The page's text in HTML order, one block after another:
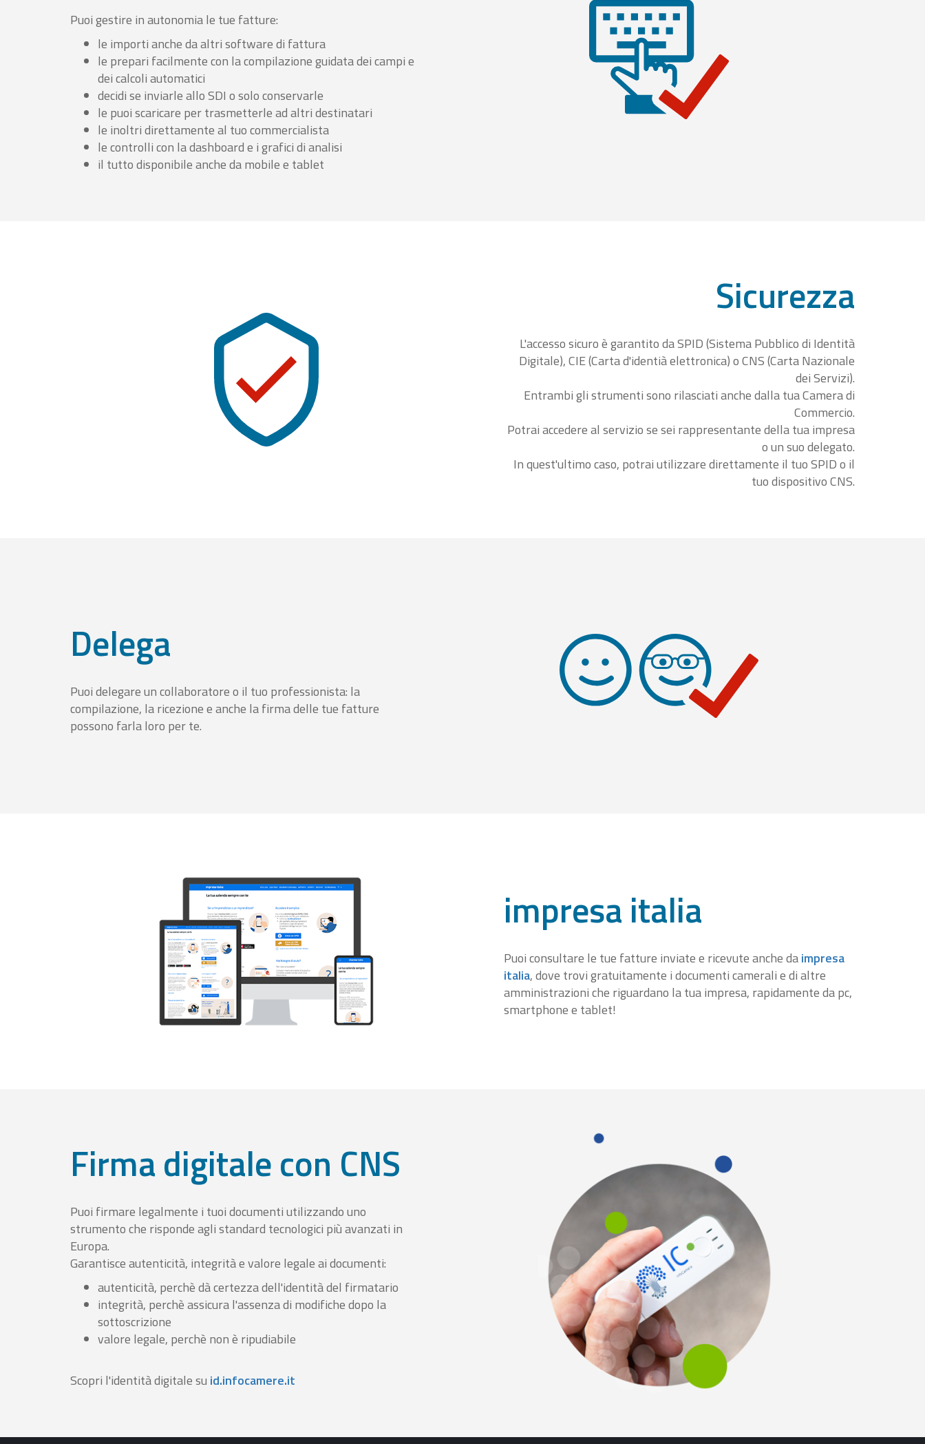
Puoi gestire in autonomia le tue fatture:
le importi anche da altri software di fattura
le prepari facilmente con la compilazione guidata dei campi e
dei calcoli automatici
decidi se inviarle allo SDI o solo conservarle
le puoi scaricare per trasmetterle ad altri destinatari
le inoltri direttamente al tuo commercialista
le controlli con la dashboard e i grafici di analisi
il tutto disponibile anche da mobile e tablet
Sicurezza
L'accesso sicuro è garantito da SPID (Sistema Pubblico di Identità
Digitale), CIE (Carta d'identià elettronica) o CNS (Carta Nazionale
dei Servizi).
Entrambi gli strumenti sono rilasciati anche dalla tua Camera di
Commercio.
Potrai accedere al servizio se sei rappresentante della tua impresa
o un suo delegato.
In quest'ultimo caso, potrai utilizzare direttamente il tuo SPID o il
tuo dispositivo CNS.
Delega
Puoi delegare un collaboratore o il tuo professionista: la
compilazione, la ricezione e anche la firma delle tue fatture
possono farla loro per te.
impresa italia
Puoi consultare le tue fatture inviate e ricevute anche daimpresa
italia, dove trovi gratuitamente i documenti camerali e di altre
amministrazioni che riguardano la tua impresa, rapidamente da pc,
smartphone e tablet!
Firma digitale con CNS
Puoi firmare legalmente i tuoi documenti utilizzando uno
strumento che risponde agli standard tecnologici più avanzati in
Europa.
Garantisce autenticità, integrità e valore legale ai documenti:
autenticità, perchè dà certezza dell'identità del firmatario
integrità, perchè assicura l'assenza di modifiche dopo la
sottoscrizione
valore legale, perchè non è ripudiabile
Scopri l'identità digitale su id.infocamere.it